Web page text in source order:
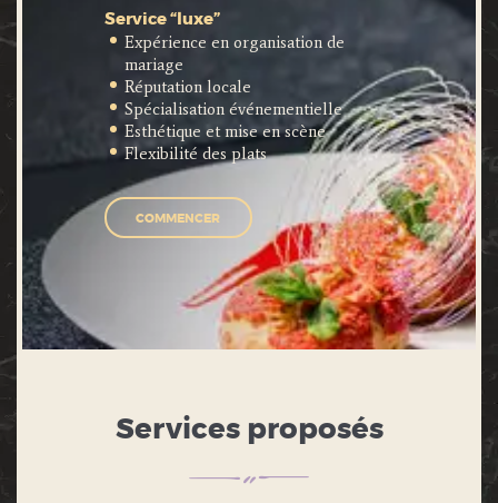
Service “luxe”
Expérience en organisation de
mariage
Réputation locale
Spécialisation événementielle
Esthétique et mise en scène
Flexibilité des plats
COMMENCER
Services proposés